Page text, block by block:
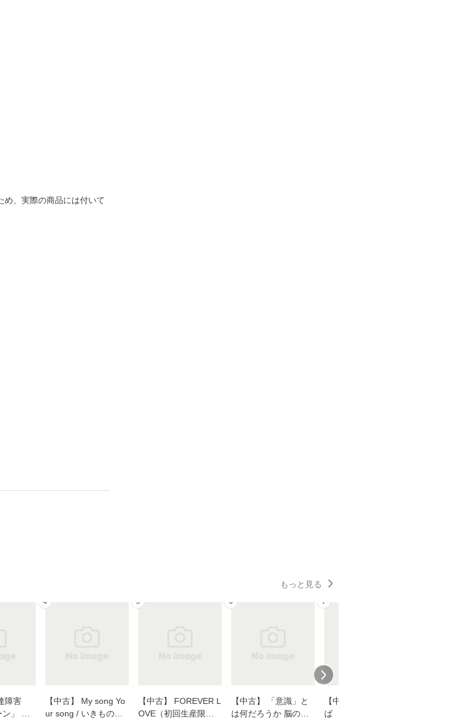
め、実際の商品には付いて
もっと見る
障害
」 そ
4
【中古】 My song Yo
ur song / いきものが
5
【中古】 FOREVER L
OVE（初回生産限定
6
【中古】 「意識」と
は何だろうか 脳の来
7
【中古】 耳をすませ
ば 〈2枚組〉 [DVD] /